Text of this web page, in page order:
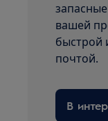
вашей
быстрой
почтой.
В